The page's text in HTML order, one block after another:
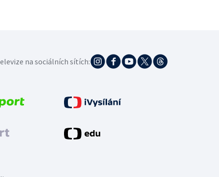
na sociálních sítích: